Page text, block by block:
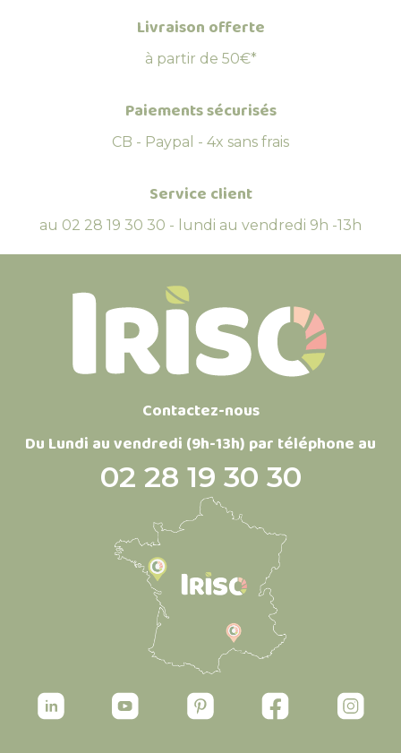
Livraison offerte
à partir de 50€*
Paiements sécurisés
CB - Paypal - 4x sans frais
Service client
au 02 28 19 30 30 - lundi au vendredi 9h -13h
Contactez-nous
Du Lundi au vendredi (9h-13h) par téléphone au
02 28 19 30 30